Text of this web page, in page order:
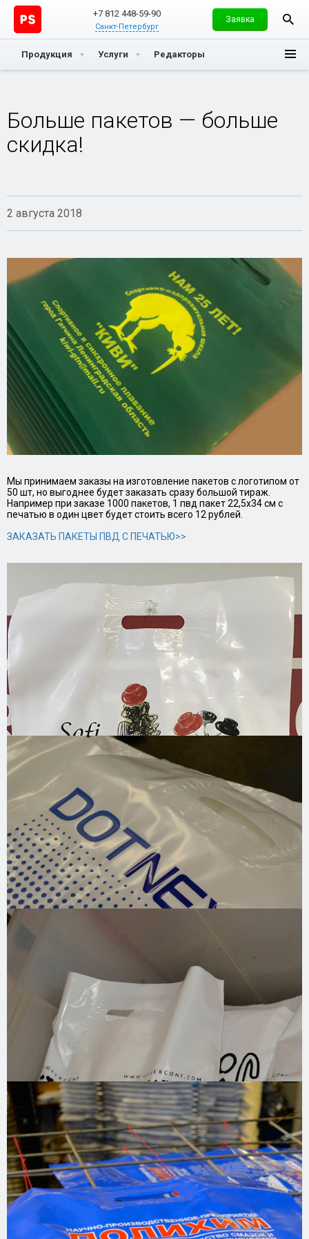
+7 812 448-59-90
Санкт-Петербург
Заявка
Продукция Услуги Редакторы
Больше пакетов — больше
скидка!
2 августа 2018
Мы принимаем заказы на изготовление пакетов с логотипом от
50 шт, но выгоднее будет заказать сразу большой тираж.
Например при заказе 1000 пакетов, 1 пвд пакет 22,5х34 см с
печатью в один цвет будет стоить всего 12 рублей.
ЗАКАЗАТЬ ПАКЕТЫ ПВД С ПЕЧАТЬЮ>>